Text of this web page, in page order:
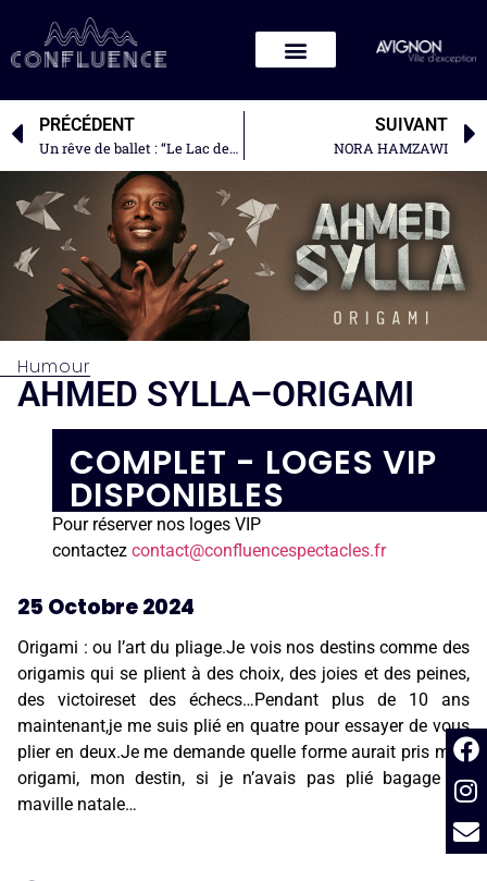
PRÉCÉDENT
Un rêve de ballet : “Le Lac des cygnes”
SUIVANT
NORA HAMZAWI
Humour
AHMED SYLLA–ORIGAMI
COMPLET - LOGES VIP
DISPONIBLES
Pour réserver nos loges VIP
contactez contact@confluencespectacles.fr
25 Octobre 2024
Origami : ou l’art du pliage.Je vois nos destins comme des
origamis qui se plient à des choix, des joies et des peines,
des victoireset des échecs…Pendant plus de 10 ans
maintenant,je me suis plié en quatre pour essayer de vous
plier en deux.Je me demande quelle forme aurait pris mon
origami, mon destin, si je n’avais pas plié bagage de
maville natale…